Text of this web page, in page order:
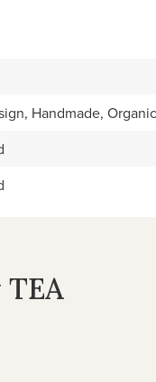
Handmade,